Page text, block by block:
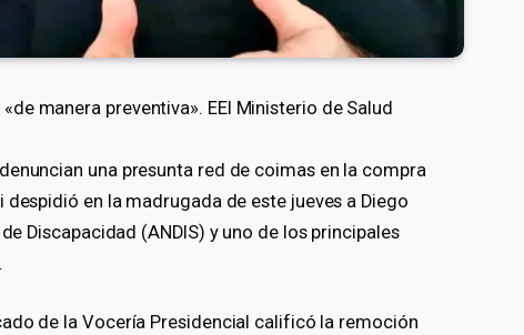
manera preventiva». EEl Ministerio de Salud
una presunta red de coimas en la compra
en la madrugada de este jueves a Diego
Discapacidad (ANDIS) y uno de los principales
de la Vocería Presidencial calificó la remoción